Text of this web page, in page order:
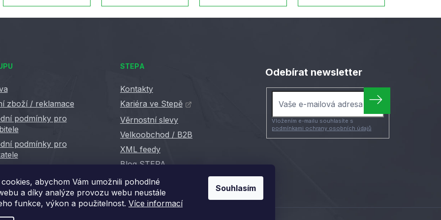
abychom Vám umožnili pohodlné
a díky analýze provozu webu neustále
funkce, výkon a použitelnost. Více informací
Souhlasím
zboží / reklamace
podmínky pro
podmínky pro
STEPA
Kontakty
Kariéra ve Stepě
Věrnostní slevy
Velkoobchod / B2B
XML feedy
Blog STEPA
Odebírat newsletter
Vložením e-mailu souhlasíte s
podmínkami ochrany osobních údajů